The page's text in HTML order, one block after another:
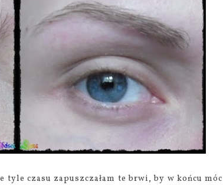
tyle czasu zapuszczałam te brwi, by w końcu móc